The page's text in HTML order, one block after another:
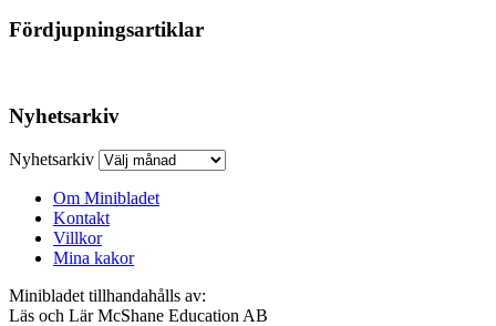
Fördjupningsartiklar
Nyhetsarkiv
Nyhetsarkiv
Om Minibladet
Kontakt
Villkor
Mina kakor
Minibladet tillhandahålls av:
Läs och Lär McShane Education AB